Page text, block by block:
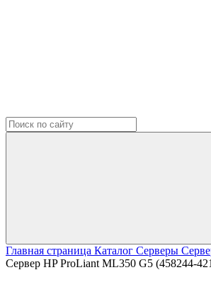
Главная страница Каталог Серверы
Сервер HP ProLiant ML350 G5 (458244-